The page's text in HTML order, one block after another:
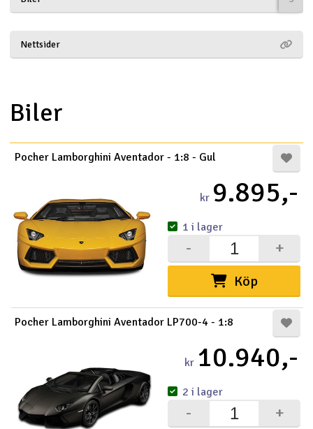
Drönare
Helikopter
Kamerautrustning
Modellbygg- och byggsatser
Modelljärnväg
Motor & tillbehör
Radioutrustning
Raketer
Nettsider
Biler
Pocher Lamborghini Aventador - 1:8 - Gul
kr 9.895,-
Köp
+
-
1 i lager
Pocher Lamborghini Aventador LP700-4 - 1:8
kr 10.940,-
+
-
2 i lager